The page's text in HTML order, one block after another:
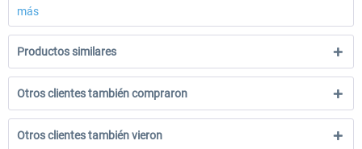
más
Productos similares
Otros clientes también compraron
Otros clientes también vieron